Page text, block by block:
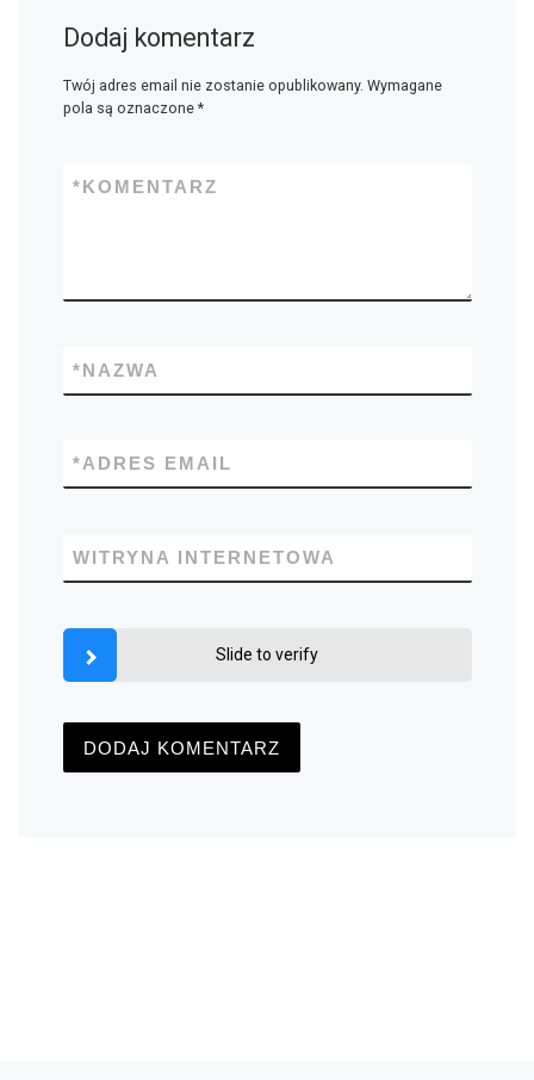
Dodaj komentarz
Twój adres email nie zostanie opublikowany. Wymagane
pola są oznaczone *
KOMENTARZ
*
NAZWA
*
ADRES EMAIL
*
WITRYNA INTERNETOWA
Slide to verify